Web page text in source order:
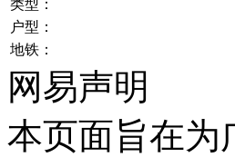
类型：
户型：
地铁：
网易声明
本页面旨在为